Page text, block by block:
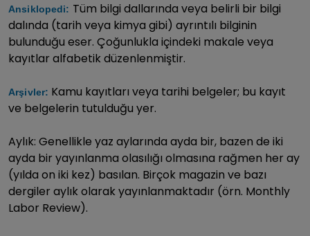
Ansiklopedi: Tüm bilgi dallarında veya belirli bir bilgi
dalında (tarih veya kimya gibi) ayrıntılı bilginin
bulunduğu eser. Çoğunlukla içindeki makale veya
kayıtlar alfabetik düzenlenmiştir.
Arşivler: Kamu kayıtları veya tarihi belgeler; bu kayıt
ve belgelerin tutulduğu yer.
Aylık: Genellikle yaz aylarında ayda bir, bazen de iki
ayda bir yayınlanma olasılığı olmasına rağmen her ay
(yılda on iki kez) basılan. Birçok magazin ve bazı
dergiler aylık olarak yayınlanmaktadır (örn. Monthly
Labor Review).